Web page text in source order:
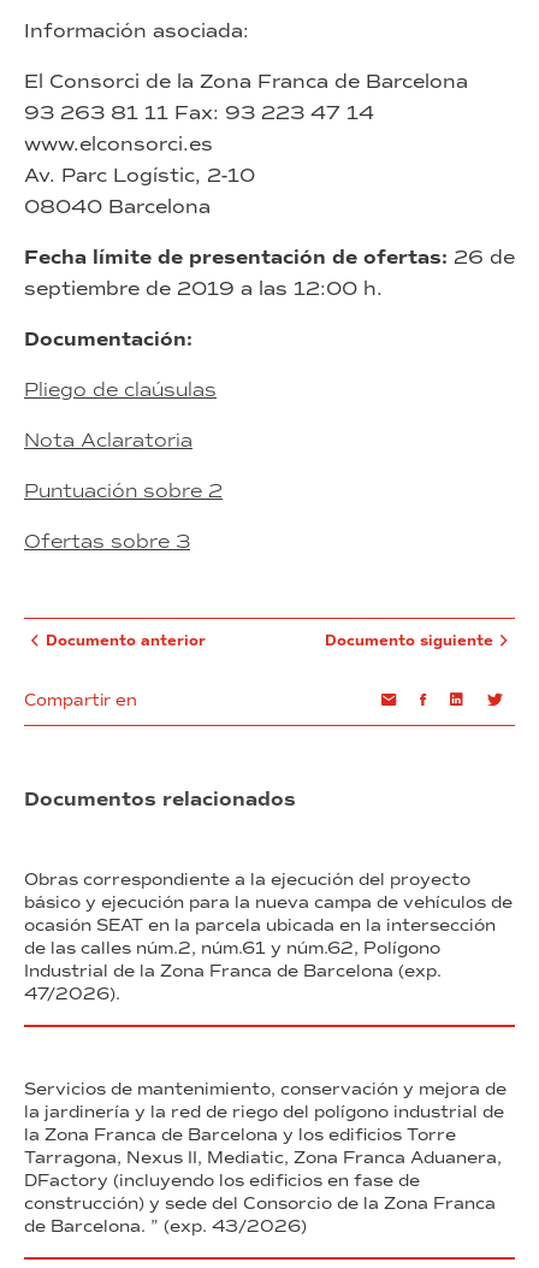
Información asociada:
El Consorci de la Zona Franca de Barcelona
93 263 81 11 Fax: 93 223 47 14
www.elconsorci.es
Av. Parc Logístic, 2-10
08040 Barcelona
Fecha límite de presentación de ofertas: 26 de
septiembre de 2019 a las 12:00 h.
Documentación:
Pliego de claúsulas
Nota Aclaratoria
Puntuación sobre 2
Ofertas sobre 3
Documento anterior
Compartir en EmailFacebookLinkedin
Documento siguiente
Documentos relacionados
Obras correspondiente a la ejecución del proyecto
básico y ejecución para la nueva campa de vehículos de
ocasión SEAT en la parcela ubicada en la intersección
de las calles núm.2, núm.61 y núm.62, Polígono
Industrial de la Zona Franca de Barcelona (exp.
47/2026).
Servicios de mantenimiento, conservación y mejora de
la jardinería y la red de riego del polígono industrial de
la Zona Franca de Barcelona y los edificios Torre
Tarragona, Nexus II, Mediatic, Zona Franca Aduanera,
DFactory (incluyendo los edificios en fase de
construcción) y sede del Consorcio de la Zona Franca
de Barcelona. ” (exp. 43/2026)